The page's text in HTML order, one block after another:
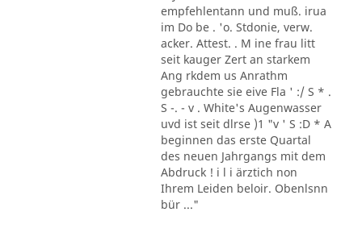
empfehlentann und muß. irua
im Do be . 'o. Stdonie, verw.
acker. Attest. . M ine frau litt
seit kauger Zert an starkem
Ang rkdem us Anrathm
gebrauchte sie eive Fla ' :/ S * .
S -. - v . White's Augenwasser
uvd ist seit dlrse )1 "v ' S :D * A
beginnen das erste Quartal
des neuen Jahrgangs mit dem
Abdruck ! i l i ärztich non
Ihrem Leiden beloir. Obenlsnn
bür ..."